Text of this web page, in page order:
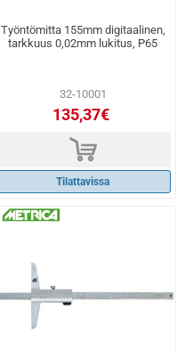
Työntömitta 155mm digitaalinen,
tarkkuus 0,02mm lukitus, P65
32-10001
135,37€
d
Tilattavissa